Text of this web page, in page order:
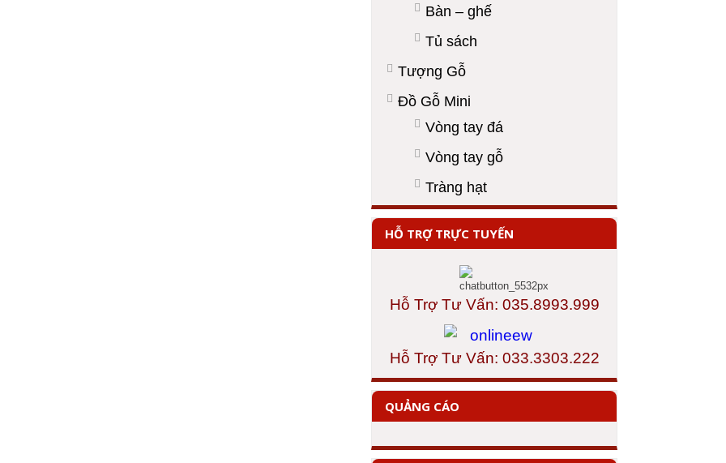
Bàn – ghế
Tủ sách
Tượng Gỗ
Đồ Gỗ Mini
Vòng tay đá
Vòng tay gỗ
Tràng hạt
HỖ TRỢ TRỰC TUYẾN
Hỗ Trợ Tư Vấn: 035.8993.999
Hỗ Trợ Tư Vấn: 033.3303.222
QUẢNG CÁO